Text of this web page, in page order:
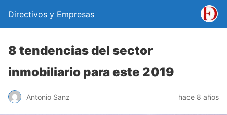
Directivos y Empresas
8 tendencias del sector
inmobiliario para este 2019
Antonio Sanz hace 8 años